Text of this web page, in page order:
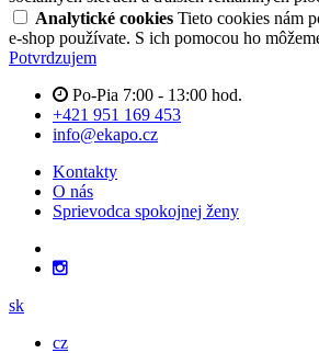
Analytické cookies Tieto cookies nám
e-shop používate. S ich pomocou ho
Potvrdzujem
Po-Pia 7:00 - 13:00 hod.
+421 951 169 453
info@ekapo.cz
Kontakty
O nás
Sprievodca spokojnej ženy
sk
cz